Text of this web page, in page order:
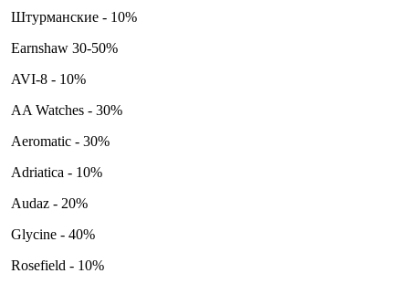
Штурманские - 10%
Earnshaw 30-50%
AVI-8 - 10%
AA Watches - 30%
Aeromatic - 30%
Adriatica - 10%
Audaz - 20%
Glycine - 40%
Rosefield - 10%